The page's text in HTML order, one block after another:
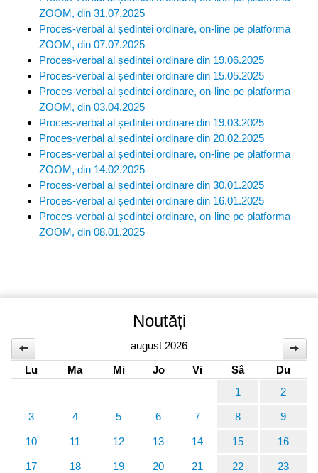
ZOOM, din 31.07.2025
Proces-verbal al ședintei ordinare, on-line pe platforma
ZOOM, din 07.07.2025
Proces-verbal al ședintei ordinare din 19.06.2025
Proces-verbal al ședintei ordinare din 15.05.2025
Proces-verbal al ședintei ordinare, on-line pe platforma
ZOOM, din 03.04.2025
Proces-verbal al ședintei ordinare din 19.03.2025
Proces-verbal al ședintei ordinare din 20.02.2025
Proces-verbal al ședintei ordinare, on-line pe platforma
ZOOM, din 14.02.2025
Proces-verbal al ședintei ordinare din 30.01.2025
Proces-verbal al ședintei ordinare din 16.01.2025
Proces-verbal al ședintei ordinare, on-line pe platforma
ZOOM, din 08.01.2025
Noutăți
august 2026
Lu
Ma Mi Jo Vi Sâ
Du
1
2
3 4 5 6 7 8 9
10 11 12 13 14 15 16
17 18 19 20 21 22 23